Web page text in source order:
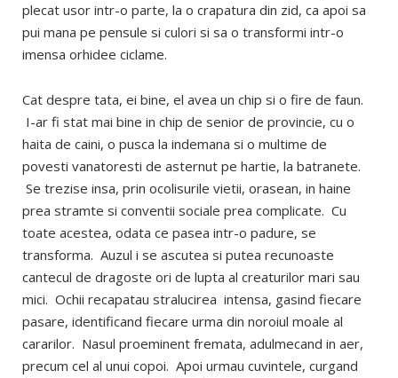
plecat usor intr-o parte, la o crapatura din zid, ca apoi sa
pui mana pe pensule si culori si sa o transformi intr-o
imensa orhidee ciclame.
Cat despre tata, ei bine, el avea un chip si o fire de faun.
I-ar fi stat mai bine in chip de senior de provincie, cu o
haita de caini, o pusca la indemana si o multime de
povesti vanatoresti de asternut pe hartie, la batranete.
Se trezise insa, prin ocolisurile vietii, orasean, in haine
prea stramte si conventii sociale prea complicate. Cu
toate acestea, odata ce pasea intr-o padure, se
transforma. Auzul i se ascutea si putea recunoaste
cantecul de dragoste ori de lupta al creaturilor mari sau
mici. Ochii recapatau stralucirea intensa, gasind fiecare
pasare, identificand fiecare urma din noroiul moale al
cararilor. Nasul proeminent fremata, adulmecand in aer,
precum cel al unui copoi. Apoi urmau cuvintele, curgand